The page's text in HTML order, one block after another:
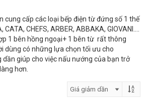
cung cấp các loại bếp điện từ đứng số 1 thế
CHEFS, ARBER, ABBAKA, GIOVANI….
1 bên hồng ngoại+ 1 bên từ rất thông
dùng có những lựa chọn tối ưu cho
giúp cho việc nấu nướng của bạn trở
hơn.